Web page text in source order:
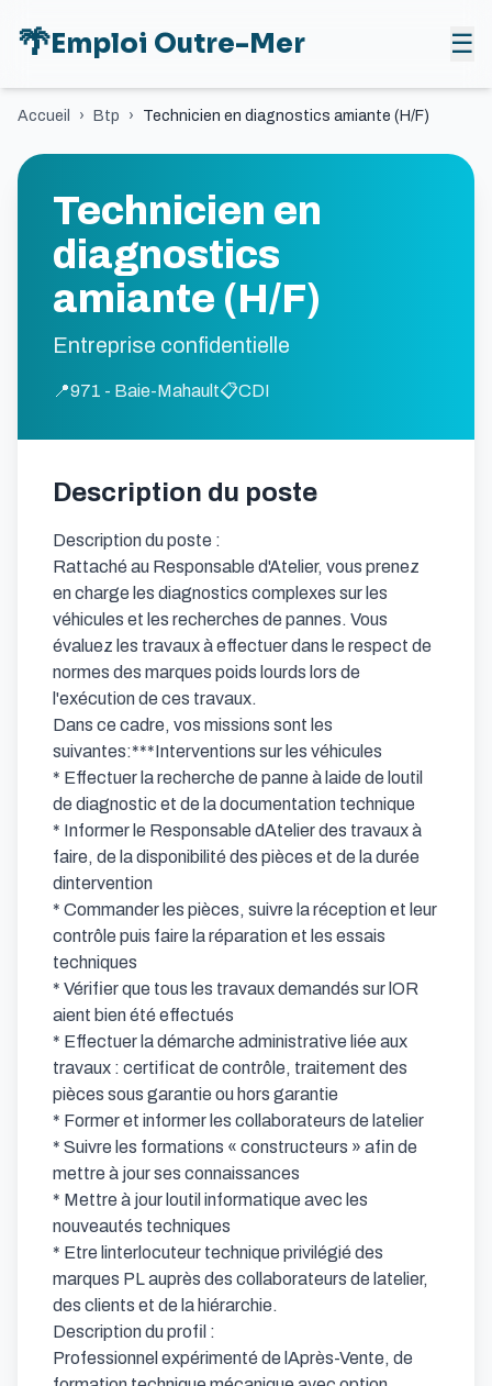
🌴Emploi Outre-Mer ☰
Accueil › Btp › Technicien en diagnostics amiante (H/F)
Technicien en
diagnostics
amiante (H/F)
Entreprise confidentielle
📍971 - Baie-Mahault📋CDI
Description du poste
Description du poste :
Rattaché au Responsable d'Atelier, vous prenez
en charge les diagnostics complexes sur les
véhicules et les recherches de pannes. Vous
évaluez les travaux à effectuer dans le respect de
normes des marques poids lourds lors de
l'exécution de ces travaux.
Dans ce cadre, vos missions sont les
suivantes:***Interventions sur les véhicules
* Effectuer la recherche de panne à laide de loutil
de diagnostic et de la documentation technique
* Informer le Responsable dAtelier des travaux à
faire, de la disponibilité des pièces et de la durée
dintervention
* Commander les pièces, suivre la réception et leur
contrôle puis faire la réparation et les essais
techniques
* Vérifier que tous les travaux demandés sur lOR
aient bien été effectués
* Effectuer la démarche administrative liée aux
travaux : certificat de contrôle, traitement des
pièces sous garantie ou hors garantie
* Former et informer les collaborateurs de latelier
* Suivre les formations « constructeurs » afin de
mettre à jour ses connaissances
* Mettre à jour loutil informatique avec les
nouveautés techniques
* Etre linterlocuteur technique privilégié des
marques PL auprès des collaborateurs de latelier,
des clients et de la hiérarchie.
Description du profil :
Professionnel expérimenté de lAprès-Vente, de